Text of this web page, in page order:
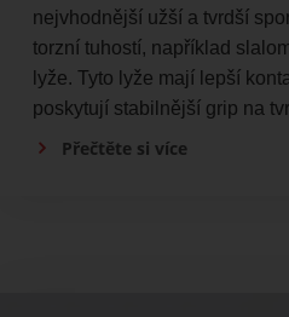
nejvhodnější užší a tvrdší
torzní tuhostí, například
lyže. Tyto lyže mají lepší
poskytují stabilnější grip na
Přečtěte si více